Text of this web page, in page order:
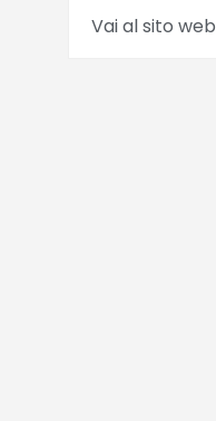
Vai al sito web